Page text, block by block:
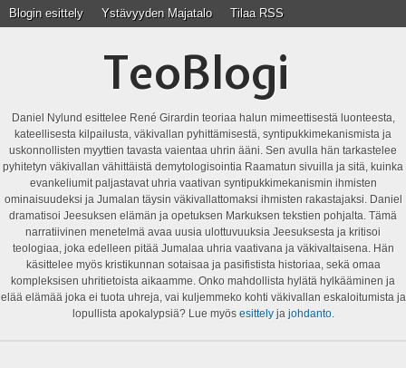
Blogin esittely Ystävyyden Majatalo Tilaa RSS
TeoBlogi
Daniel Nylund esittelee René Girardin teoriaa halun mimeettisestä luonteesta,
kateellisesta kilpailusta, väkivallan pyhittämisestä, syntipukkimekanismista ja
uskonnollisten myyttien tavasta vaientaa uhrin ääni. Sen avulla hän tarkastelee
pyhitetyn väkivallan vähittäistä demytologisointia Raamatun sivuilla ja sitä, kuinka
evankeliumit paljastavat uhria vaativan syntipukkimekanismin ihmisten
ominaisuudeksi ja Jumalan täysin väkivallattomaksi ihmisten rakastajaksi. Daniel
dramatisoi Jeesuksen elämän ja opetuksen Markuksen tekstien pohjalta. Tämä
narratiivinen menetelmä avaa uusia ulottuvuuksia Jeesuksesta ja kritisoi
teologiaa, joka edelleen pitää Jumalaa uhria vaativana ja väkivaltaisena. Hän
käsittelee myös kristikunnan sotaisaa ja pasifistista historiaa, sekä omaa
kompleksisen uhritietoista aikaamme. Onko mahdollista hylätä hylkääminen ja
elää elämää joka ei tuota uhreja, vai kuljemmeko kohti väkivallan eskaloitumista ja
lopullista apokalypsiä? Lue myös esittelyja johdanto.